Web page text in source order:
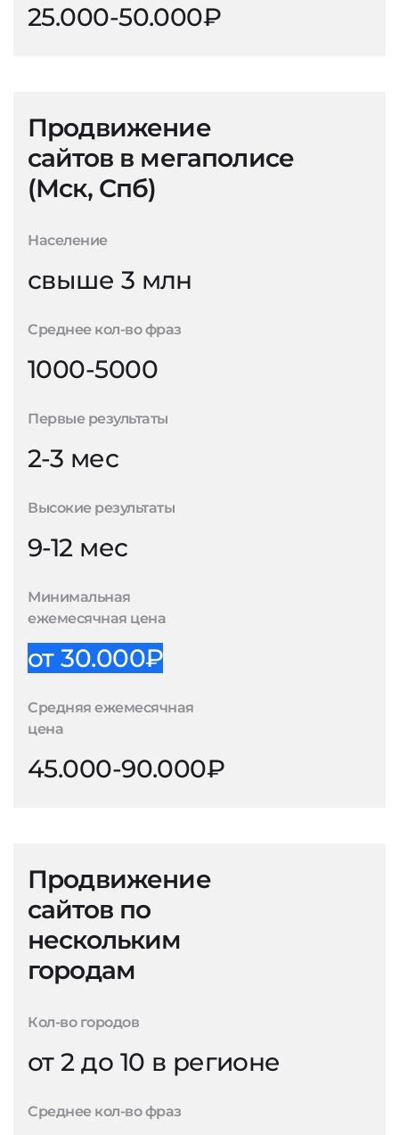
25.000-50.000₽
Продвижение
сайтов в мегаполисе
(Мск, Спб)
Население
свыше 3 млн
Среднее кол-во фраз
1000-5000
Первые результаты
2-3 мес
Высокие результаты
9-12 мес
Минимальная
ежемесячная цена
от 30.000₽
Средняя ежемесячная
цена
45.000-90.000₽
Продвижение
сайтов по
нескольким
городам
Кол-во городов
от 2 до 10 в регионе
Среднее кол-во фраз